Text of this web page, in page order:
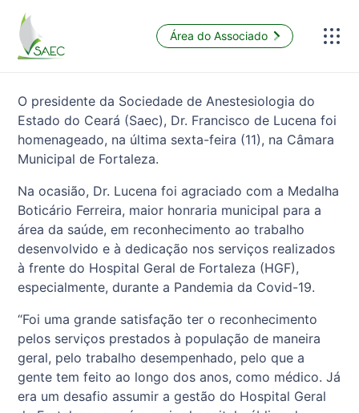
Área do Associado
O presidente da Sociedade de Anestesiologia do
Estado do Ceará (Saec), Dr. Francisco de Lucena foi
homenageado, na última sexta-feira (11), na Câmara
Municipal de Fortaleza.
Na ocasião, Dr. Lucena foi agraciado com a Medalha
Boticário Ferreira, maior honraria municipal para a
área da saúde, em reconhecimento ao trabalho
desenvolvido e à dedicação nos serviços realizados
à frente do Hospital Geral de Fortaleza (HGF),
especialmente, durante a Pandemia da Covid-19.
“Foi uma grande satisfação ter o reconhecimento
pelos serviços prestados à população de maneira
geral, pelo trabalho desempenhado, pelo que a
gente tem feito ao longo dos anos, como médico. Já
era um desafio assumir a gestão do Hospital Geral